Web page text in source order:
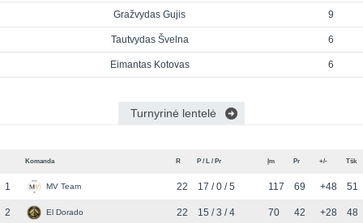
Gražvydas Gujis 9
Tautvydas Švelna 6
Eimantas Kotovas 6
Turnyrinė lentelė
Komanda R P / L / Pr Įm Pr +/- Tšk
1 MV Team 22 17 / 0 / 5 117 69 +48 51
2 El Dorado 22 15 / 3 / 4 70 42 +28 48